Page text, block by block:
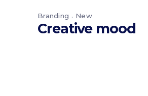
Branding New
Creative mood